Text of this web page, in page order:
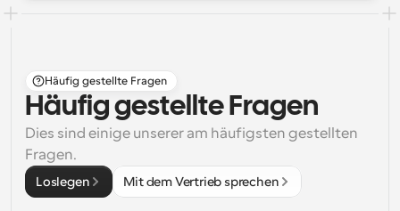
Häufig gestellte Fragen
Häufig gestellte Fragen
Dies sind einige unserer am häufigsten gestellten
Fragen.
Loslegen Mit dem Vertrieb sprechen